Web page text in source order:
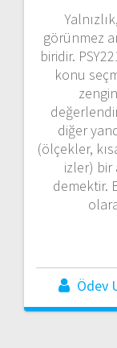
görünmez
biridir.
konu
diğer
(ölçekler,
izler) bir
demektir.
Ödev